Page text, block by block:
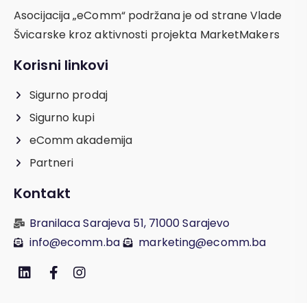
Asocijacija „eComm“ podržana je od strane Vlade
Švicarske kroz aktivnosti projekta MarketMakers
Korisni linkovi
Sigurno prodaj
Sigurno kupi
eComm akademija
Partneri
Kontakt
Branilaca Sarajeva 51, 71000 Sarajevo
info@ecomm.ba
marketing@ecomm.ba